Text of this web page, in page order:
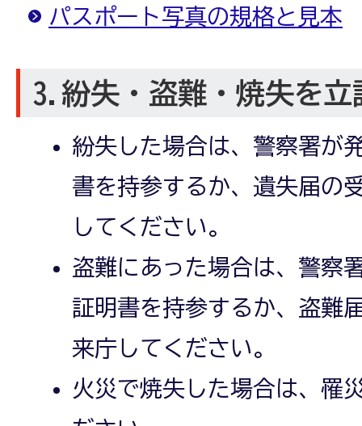
パスポート写真の規格と見本
3.紛失・盗難・焼失を立
紛失した場合は、警察署が
書を持参するか、遺失届の
してください。
盗難にあった場合は、警察
証明書を持参するか、盗難
来庁してください。
火災で焼失した場合は、罹